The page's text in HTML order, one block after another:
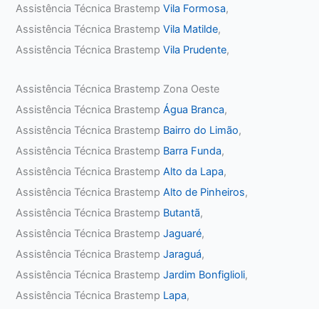
Assistência Técnica BrastempVila Formosa,
Assistência Técnica BrastempVila Matilde,
Assistência Técnica BrastempVila Prudente,
Assistência Técnica Brastemp Zona Oeste
Assistência Técnica BrastempÁgua Branca,
Assistência Técnica Brastemp Bairro do Limão,
Assistência Técnica Brastemp Barra Funda,
Assistência Técnica BrastempAlto da Lapa,
Assistência Técnica BrastempAlto de Pinheiros,
Assistência Técnica Brastemp Butantã,
Assistência Técnica BrastempJaguaré,
Assistência Técnica BrastempJaraguá,
Assistência Técnica BrastempJardim Bonfiglioli,
Assistência Técnica Brastemp Lapa,